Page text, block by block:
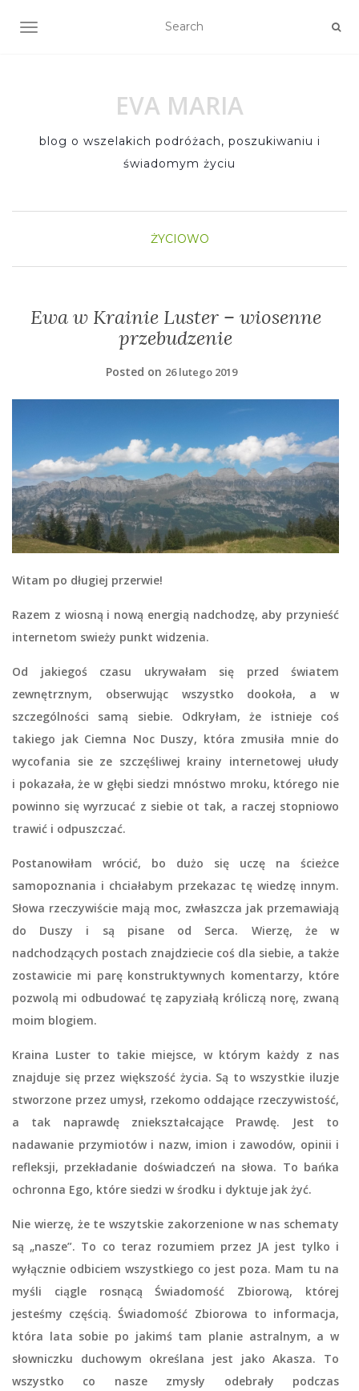
TOGGLE NAVIGATION
EVA MARIA
blog o wszelakich podróżach, poszukiwaniu i
świadomym życiu
ŻYCIOWO
Ewa w Krainie Luster – wiosenne
przebudzenie
Posted on 26 lutego 2019
Witam po długiej przerwie!
Razem z wiosną i nową energią nadchodzę, aby przynieść
internetom swieży punkt widzenia.
Od jakiegoś czasu ukrywałam się przed światem
zewnętrznym, obserwując wszystko dookoła, a w
szczególności samą siebie. Odkryłam, że istnieje coś
takiego jak Ciemna Noc Duszy, która zmusiła mnie do
wycofania sie ze szczęśliwej krainy internetowej ułudy
i pokazała, że w głębi siedzi mnóstwo mroku, którego nie
powinno się wyrzucać z siebie ot tak, a raczej stopniowo
trawić i odpuszczać.
Postanowiłam wrócić, bo dużo się uczę na ścieżce
samopoznania i chciałabym przekazac tę wiedzę innym.
Słowa rzeczywiście mają moc, zwłaszcza jak przemawiają
do Duszy i są pisane od Serca. Wierzę, że w
nadchodzących postach znajdziecie coś dla siebie, a także
zostawicie mi parę konstruktywnych komentarzy, które
pozwolą mi odbudować tę zapyziałą króliczą norę, zwaną
moim blogiem.
Kraina Luster to takie miejsce, w którym każdy z nas
znajduje się przez większość życia. Są to wszystkie iluzje
stworzone przez umysł, rzekomo oddające rzeczywistość,
a tak naprawdę zniekształcające Prawdę. Jest to
nadawanie przymiotów i nazw, imion i zawodów, opinii i
refleksji, przekładanie doświadczeń na słowa. To bańka
ochronna Ego, które siedzi w środku i dyktuje jak żyć.
Nie wierzę, że te wszytskie zakorzenione w nas schematy
są „nasze”. To co teraz rozumiem przez JA jest tylko i
wyłącznie odbiciem wszystkiego co jest poza. Mam tu na
myśli ciągle rosnącą Świadomość Zbiorową, której
jesteśmy częścią. Świadomość Zbiorowa to informacja,
która lata sobie po jakimś tam planie astralnym, a w
słowniczku duchowym określana jest jako Akasza. To
wszystko co nasze zmysły odebrały podczas